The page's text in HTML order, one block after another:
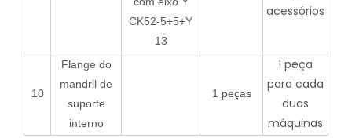
acessórios
10
Flange do
mandril de
suporte
interno
1 peças
1 peça
para cada
duas
máquinas